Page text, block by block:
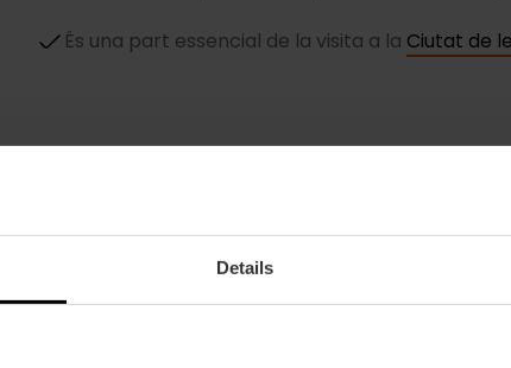
Details
És una part essencial de la visita a la Ciutat de